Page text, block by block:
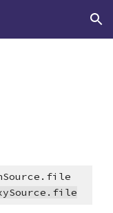
Skip to navigation